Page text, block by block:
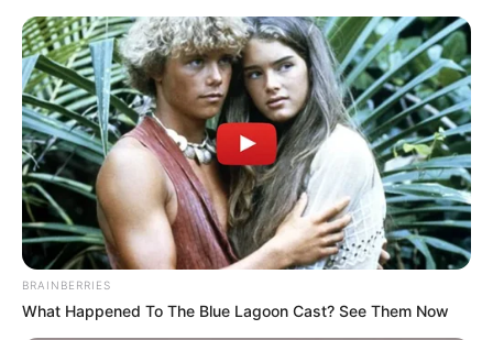
BRAINBERRIES
What Happened To The Blue Lagoon Cast? See Them Now